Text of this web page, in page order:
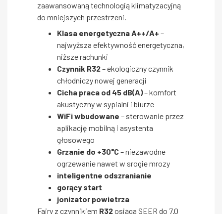
zaawansowaną technologią klimatyzacyjną
do mniejszych przestrzeni.
Klasa energetyczna A++/A+ –
najwyższa efektywność energetyczna,
niższe rachunki
Czynnik R32– ekologiczny czynnik
chłodniczy nowej generacji
Cicha praca od 45 dB(A)– komfort
akustyczny w sypialni i biurze
WiFi wbudowane – sterowanie przez
aplikację mobilną i asystenta
głosowego
Grzanie do +30°C– niezawodne
ogrzewanie nawet w srogie mrozy
inteligentne odszranianie
gorący start
jonizator powietrza
Fairy z czynnikiem R32osiąga SEER do 7.0